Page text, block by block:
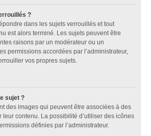
?
dans les sujets verrouillés et tout
est alors terminé. Les sujets peuvent être
raisons par un modérateur ou un
permissions accordées par l’administrateur,
vos propres sujets.
sujet ?
des images qui peuvent être associées à des
leur contenu. La possibilité d’utiliser des icônes
définies par l’administrateur.